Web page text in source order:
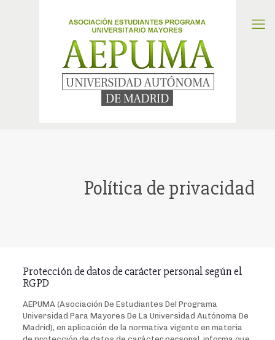
Política de privacidad
Protección de datos de carácter personal según el
RGPD
AEPUMA (Asociación De Estudiantes Del Programa
Universidad Para Mayores De La Universidad Autónoma De
Madrid), en aplicación de la normativa vigente en materia